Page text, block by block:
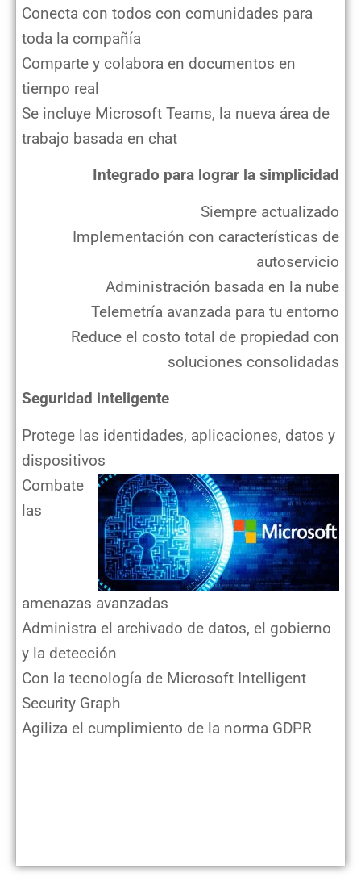
Conecta con todos con comunidades para
toda la compañía
Comparte y colabora en documentos en
tiempo real
Se incluye Microsoft Teams, la nueva área de
trabajo basada en chat
Integrado para lograr la simplicidad
Siempre actualizado
Implementación con características de
autoservicio
Administración basada en la nube
Telemetría avanzada para tu entorno
Reduce el costo total de propiedad con
soluciones consolidadas
Seguridad inteligente
Protege las identidades, aplicaciones, datos y
dispositivos
Combate
las
amenazas avanzadas
Administra el archivado de datos, el gobierno
y la detección
Con la tecnología de Microsoft Intelligent
Security Graph
Agiliza el cumplimiento de la norma GDPR